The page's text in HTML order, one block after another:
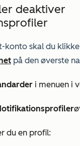
deaktiver
konto skal du
på den øverste
i menuen i
du en profil: